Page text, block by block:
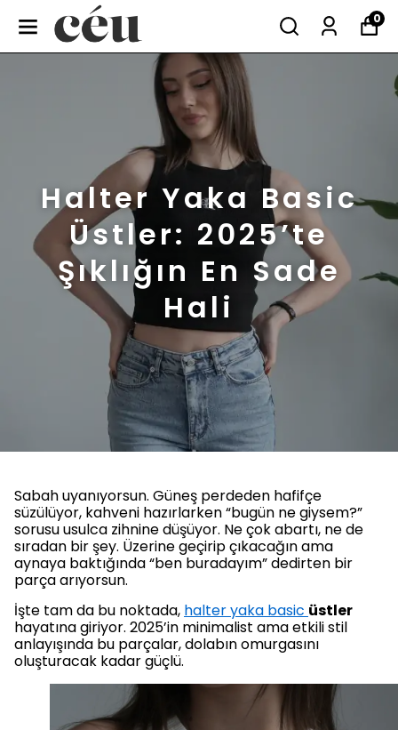
0
Halter Yaka Basic
Üstler: 2025’te
Şıklığın En Sade
Hali
Sabah uyanıyorsun. Güneş perdeden hafifçe
süzülüyor, kahveni hazırlarken “bugün ne giysem?”
sorusu usulca zihnine düşüyor. Ne çok abartı, ne de
sıradan bir şey. Üzerine geçirip çıkacağın ama
aynaya baktığında “ben buradayım” dedirten bir
parça arıyorsun.
İşte tam da bu noktada, halter yaka basic üstler
hayatına giriyor. 2025’in minimalist ama etkili stil
anlayışında bu parçalar, dolabın omurgasını
oluşturacak kadar güçlü.